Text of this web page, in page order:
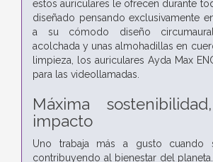
estos auriculares le ofrecen durante
diseñado pensando exclusivamente
a su cómodo diseño
acolchada y unas almohadillas en
limpieza, los auriculares Ayda Max
para las videollamadas.
Máxima
impacto
Uno trabaja más a gusto cuando
contribuyendo al bienestar del